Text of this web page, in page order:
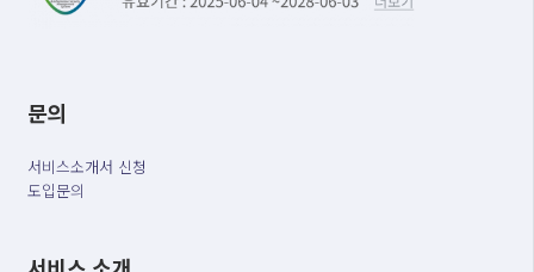
문의
서비스소개서 신청
도입문의